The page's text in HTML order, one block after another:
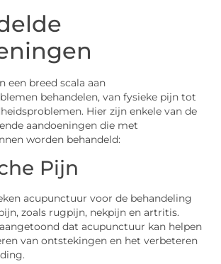
een breed scala aan
behandelen, van fysieke pijn tot
Hier zijn enkele van de
aandoeningen die met
worden behandeld:
Pijn
acupunctuur voor de behandeling
zoals rugpijn, nekpijn en artritis.
dat acupunctuur kan helpen
van ontstekingen en het verbeteren